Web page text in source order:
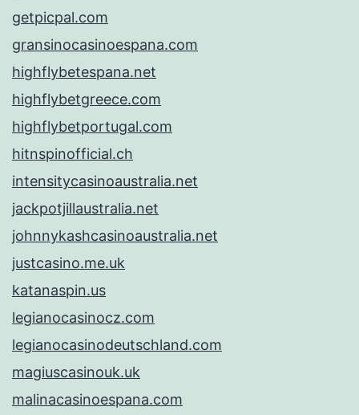
getpicpal.com
gransinocasinoespana.com
highflybetespana.net
highflybetgreece.com
highflybetportugal.com
hitnspinofficial.ch
intensitycasinoaustralia.net
jackpotjillaustralia.net
johnnykashcasinoaustralia.net
justcasino.me.uk
katanaspin.us
legianocasinocz.com
legianocasinodeutschland.com
magiuscasinouk.uk
malinacasinoespana.com